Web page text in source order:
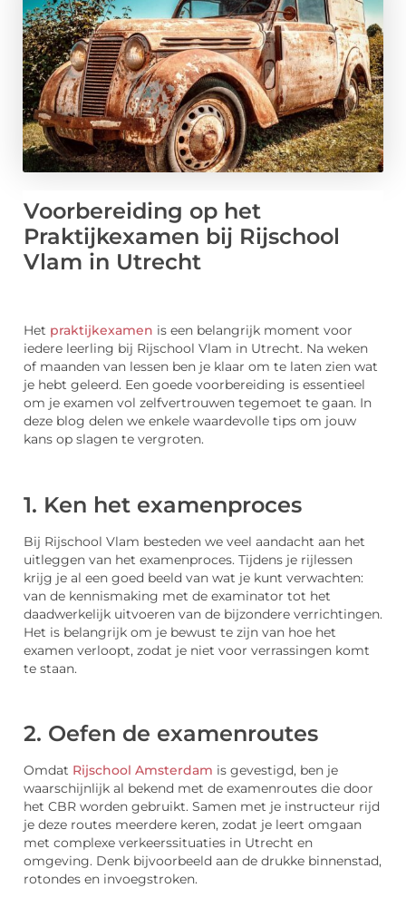
Voorbereiding op het
Praktijkexamen bij Rijschool
Vlam in Utrecht
Het praktijkexamen is een belangrijk moment voor
iedere leerling bij Rijschool Vlam in Utrecht. Na weken
of maanden van lessen ben je klaar om te laten zien wat
je hebt geleerd. Een goede voorbereiding is essentieel
om je examen vol zelfvertrouwen tegemoet te gaan. In
deze blog delen we enkele waardevolle tips om jouw
kans op slagen te vergroten.
1. Ken het examenproces
Bij Rijschool Vlam besteden we veel aandacht aan het
uitleggen van het examenproces. Tijdens je rijlessen
krijg je al een goed beeld van wat je kunt verwachten:
van de kennismaking met de examinator tot het
daadwerkelijk uitvoeren van de bijzondere verrichtingen.
Het is belangrijk om je bewust te zijn van hoe het
examen verloopt, zodat je niet voor verrassingen komt
te staan.
2. Oefen de examenroutes
Omdat Rijschool Amsterdam is gevestigd, ben je
waarschijnlijk al bekend met de examenroutes die door
het CBR worden gebruikt. Samen met je instructeur rijd
je deze routes meerdere keren, zodat je leert omgaan
met complexe verkeerssituaties in Utrecht en
omgeving. Denk bijvoorbeeld aan de drukke binnenstad,
rotondes en invoegstroken.